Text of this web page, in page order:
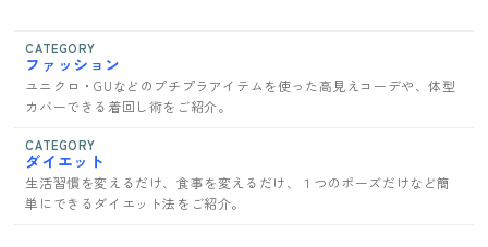
CATEGORY
ファッション
ユニクロ・GUなどのプチプラアイテムを使った高見えコーデや、体型
カバーできる着回し術をご紹介。
CATEGORY
ダイエット
生活習慣を変えるだけ、食事を変えるだけ、１つのポーズだけなど簡
単にできるダイエット法をご紹介。